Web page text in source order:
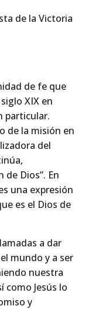
de fe que
XIX en
particular.
de la misión en
del
de Dios”. En
una expresión
es el Dios de
a dar
mundo y a ser
nuestra
como Jesús lo
y